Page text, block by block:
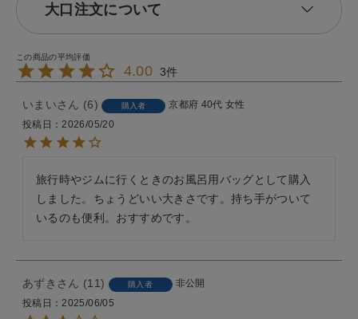
大口注文について
4.00 3
いまい 6 購入者 京都府 40代 女性
投稿日
2026/05/20
旅行時やジムに行くときのお風呂用バッグとして購入
しました。ちょうどいい大きさです。持ち手がついて
いるのも便利。おすすめです。
あずき 11 購入者
非公開
投稿日
2025/06/05